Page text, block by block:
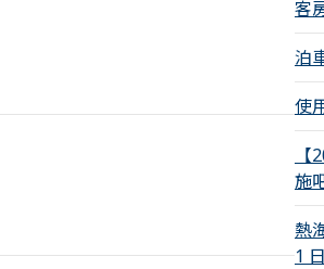
客
泊
使
施
熱
1